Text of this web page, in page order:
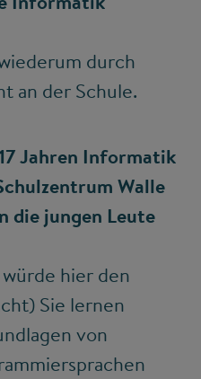
durch
an der Schule.
Jahren Informatik
Walle
die jungen Leute
würde hier den
Sie lernen
von